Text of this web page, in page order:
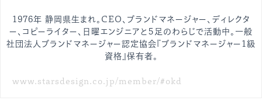
1976年 静岡県生まれ。CEO、ブランドマネージャー、ディレクタ
ー、コピーライター、日曜エンジニアと５足のわらじで活動中。一般
社団法人ブランドマネージャー認定協会『ブランドマネージャー1級
資格』保有者。
www.starsdesign.co.jp/member/#okd